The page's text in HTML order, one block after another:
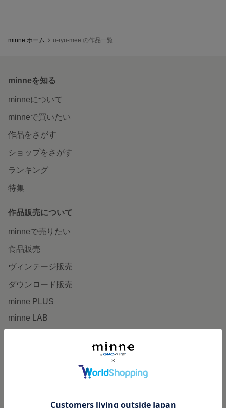
minne ホーム u-ryu-mee の作品一覧
minneを知る
minneについて
minneで買いたい
作品をさがす
ショップをさがす
ランキング
特集
作品販売について
minneで売りたい
食品販売
ヴィンテージ販売
ダウンロード販売
minne PLUS
minne LAB
minneとものづくりと